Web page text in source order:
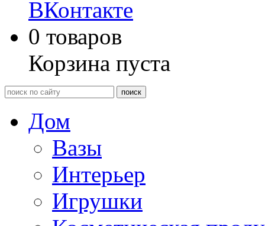
ВКонтакте
0 товаров
Корзина пуста
Дом
Вазы
Интерьер
Игрушки